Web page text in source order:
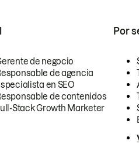
de negocio
de agencia
en SEO
de contenidos
Stack Growth Marketer
Por